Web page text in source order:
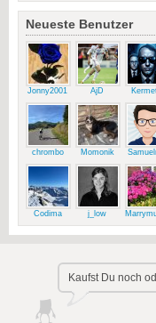
Neueste Benutzer
Jonny2001 AjD
chrombo Momonik
Codima j_low
Kaufst Du noch